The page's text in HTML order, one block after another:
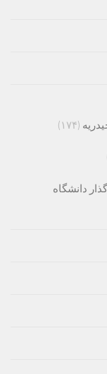
(۱۷۴)
دانشگاه